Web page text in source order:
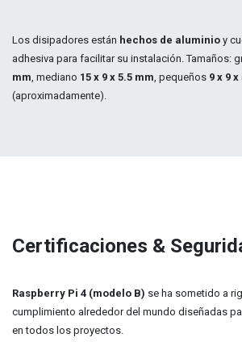
Los disipadores están hechos de aluminio y
adhesiva para facilitar su instalación. Tamaños: g
mm, mediano 15 x 9 x 5.5 mm, pequeños 9 x 9
(aproximadamente).
Certificaciones &
Raspberry Pi 4 (modelo B) se ha sometido a
cumplimiento alrededor del mundo diseñadas
en todos los proyectos.